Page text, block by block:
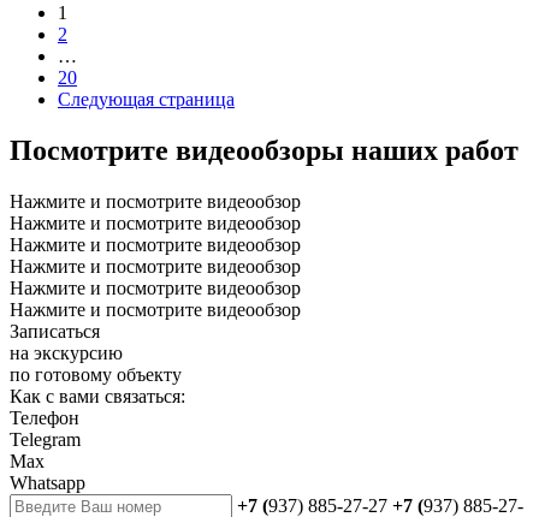
1
2
…
20
Следующая страница
Посмотрите видеообзоры наших работ
Нажмите и посмотрите видеообзор
Нажмите и посмотрите видеообзор
Нажмите и посмотрите видеообзор
Нажмите и посмотрите видеообзор
Нажмите и посмотрите видеообзор
Нажмите и посмотрите видеообзор
Записаться
на экскурсию
по готовому объекту
Как с вами связаться:
Телефон
Telegram
Max
Whatsapp
+7 (937) 885-27-27 +7 (937) 885-27-